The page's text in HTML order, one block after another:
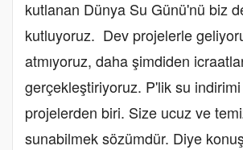
kutlanan Dünya Su Günü'nü biz
kutluyoruz. Dev projelerle
atmıyoruz, daha şimdiden
gerçekleştiriyoruz. P'lik su
projelerden biri. Size ucuz ve
sunabilmek sözümdür. Diye